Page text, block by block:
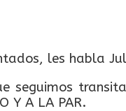
les habla
seguimos
Y A LA PAR.